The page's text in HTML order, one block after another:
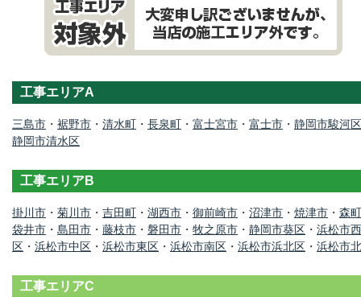
工事エリアA
三島市 ・ 裾野市 ・ 清水町 ・ 長泉町 ・ 富士宮市 ・ 富士市 ・ 静岡市駿河区
静岡市清水区
工事エリアB
掛川市 ・ 菊川市 ・ 吉田町 ・ 湖西市 ・ 御前崎市 ・ 沼津市 ・ 焼津市 ・ 森町
袋井市 ・ 島田市 ・ 藤枝市 ・ 磐田市 ・ 牧之原市 ・ 静岡市葵区 ・ 浜松市西
区 ・ 浜松市中区 ・ 浜松市東区 ・ 浜松市南区 ・ 浜松市浜北区 ・ 浜松市
工事エリアC